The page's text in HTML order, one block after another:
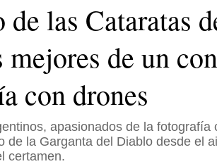
de las Cataratas
mejores de un
con drones
apasionados de la fotografía
de la Garganta del Diablo desde el
certamen.